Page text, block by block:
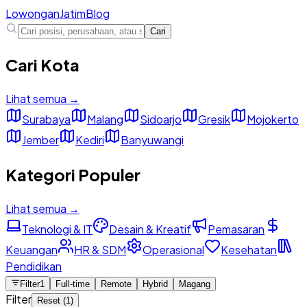
LowonganJatimBlog
Cari
Cari Kota
Lihat semua →
Surabaya
Malang Sidoarjo Gresik
Mojokerto
Jember
Kediri Banyuwangi
Kategori Populer
Lihat semua →
Teknologi & IT
Desain & Kreatif
Pemasaran
Keuangan
HR & SDM Operasional
Kesehatan
Pendidikan
Filter1 Full-time Remote Hybrid Magang
Filter Reset (1)